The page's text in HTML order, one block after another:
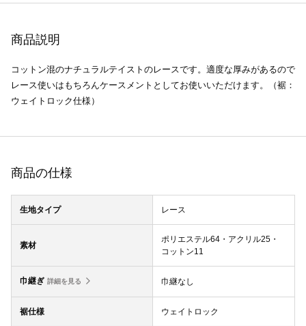
商品説明
コットン混のナチュラルテイストのレースです。適度な厚みがあるので
レース使いはもちろんケースメントとしてお使いいただけます。（裾：
ウェイトロック仕様）
商品の仕様
生地タイプ レース
素材
ポリエステル64・アクリル25・
コットン11
巾継ぎ 詳細を見る 巾継なし
裾仕様 ウェイトロック